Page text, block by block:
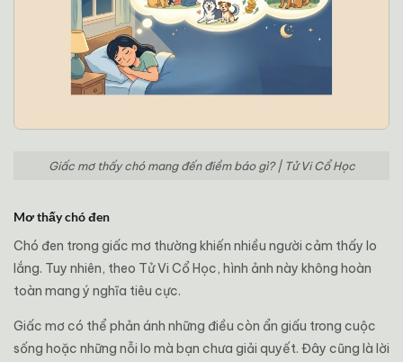
Giấc mơ thấy chó mang đến điềm báo gì? | Tử Vi Cổ Học
Mơ thấy chó đen
Chó đen trong giấc mơ thường khiến nhiều người cảm thấy lo
lắng. Tuy nhiên, theo Tử Vi Cổ Học, hình ảnh này không hoàn
toàn mang ý nghĩa tiêu cực.
Giấc mơ có thể phản ánh những điều còn ẩn giấu trong cuộc
sống hoặc những nỗi lo mà bạn chưa giải quyết. Đây cũng là lời